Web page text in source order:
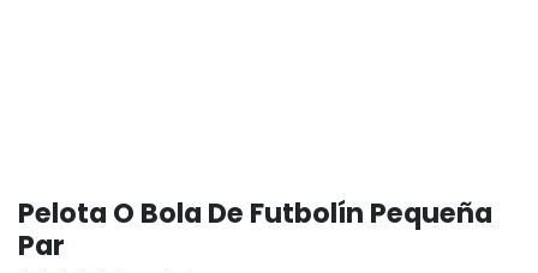
Pelota O Bola De Futbolín Pequeña
Par